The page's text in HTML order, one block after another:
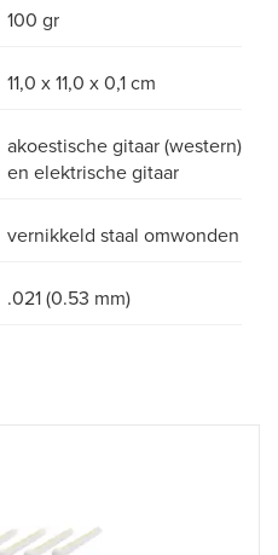
100 gr
11,0 x 11,0 x 0,1 cm
akoestische gitaar (western)
en elektrische gitaar
vernikkeld staal omwonden
.021 (0.53 mm)